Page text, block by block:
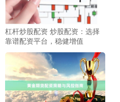
杠杆炒股配资 炒股配资：选择
靠谱配资平台，稳健增值